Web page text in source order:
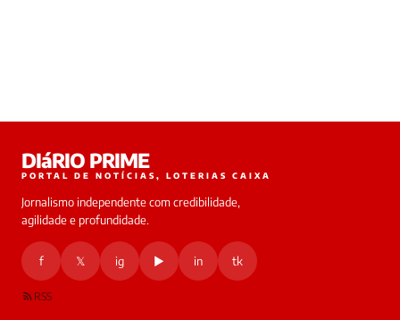
DIáRIO PRIME
PORTAL DE NOTÍCIAS, LOTERIAS CAIXA
Jornalismo independente com credibilidade,
agilidade e profundidade.
f 𝕏 ig ▶ in tk
RSS